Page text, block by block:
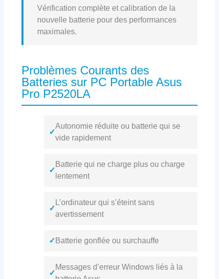
Vérification complète et calibration de la
nouvelle batterie pour des performances
maximales.
Problèmes Courants des
Batteries sur PC Portable Asus
Pro P2520LA
✓
Autonomie réduite ou batterie qui se
vide rapidement
✓
Batterie qui ne charge plus ou charge
lentement
✓
L’ordinateur qui s’éteint sans
avertissement
✓ Batterie gonflée ou surchauffe
✓
Messages d’erreur Windows liés à la